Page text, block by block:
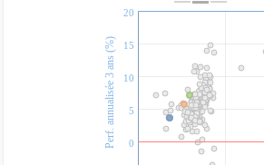
0
5
10
15
20
Perf. annualisée 3 ans (%)